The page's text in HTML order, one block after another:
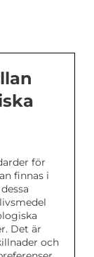
för
finnas i
Det är
och